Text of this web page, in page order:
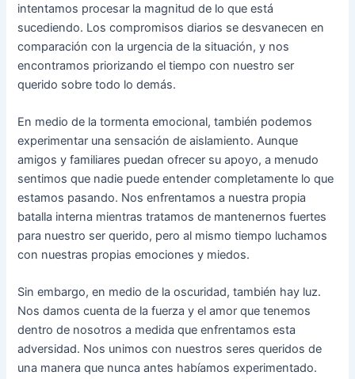
intentamos procesar la magnitud de lo que está
sucediendo. Los compromisos diarios se desvanecen en
comparación con la urgencia de la situación, y nos
encontramos priorizando el tiempo con nuestro ser
querido sobre todo lo demás.
En medio de la tormenta emocional, también podemos
experimentar una sensación de aislamiento. Aunque
amigos y familiares puedan ofrecer su apoyo, a menudo
sentimos que nadie puede entender completamente lo que
estamos pasando. Nos enfrentamos a nuestra propia
batalla interna mientras tratamos de mantenernos fuertes
para nuestro ser querido, pero al mismo tiempo luchamos
con nuestras propias emociones y miedos.
Sin embargo, en medio de la oscuridad, también hay luz.
Nos damos cuenta de la fuerza y el amor que tenemos
dentro de nosotros a medida que enfrentamos esta
adversidad. Nos unimos con nuestros seres queridos de
una manera que nunca antes habíamos experimentado.